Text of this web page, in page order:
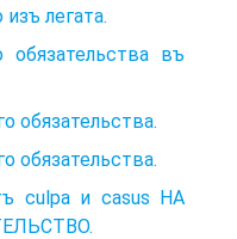
легата.
обязательства въ
обязательства.
обязательства.
culpa и casus НА